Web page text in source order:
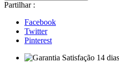
Partilhar :
Facebook
Twitter
Pinterest